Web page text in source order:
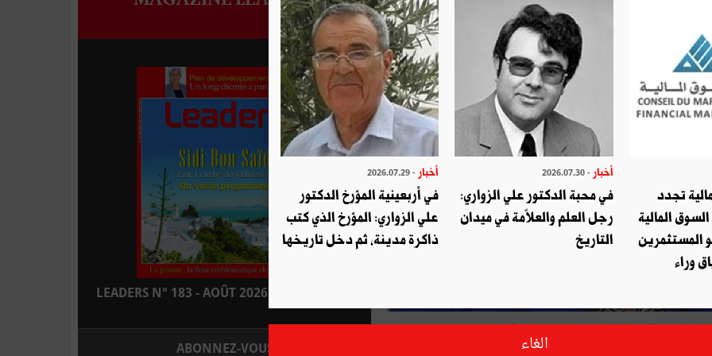
عن القيم الجامعية" في صحيفة "ليدرز/
Leaders
LEADERS N° 183 - AOÛT 2026 : EN KIOSQUE
ABONNEZ-VOUS
تجدد
المالية
المستثمرين
وراء
أخبار - 2026.07.30
في محبة الدكتور علي الزواري:
رجل العلم والعلاّمة في ميدان
التاريخ
أخبار - 2026.07.29
في أربعينية المؤرخ الدكتور
علي الزواري: المؤرخ الذي كتب
ذاكرة مدينة، ثم دخل تاريخها
الغاء